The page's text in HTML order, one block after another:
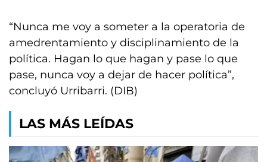
“Nunca me voy a someter a la operatoria de
amedrentamiento y disciplinamiento de la
política. Hagan lo que hagan y pase lo que
pase, nunca voy a dejar de hacer política”,
concluyó Urribarri. (DIB)
LAS MÁS LEÍDAS